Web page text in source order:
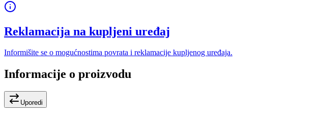
Reklamacija na kupljeni uređaj
Informišite se o mogućnostima povrata i reklamacije kupljenog uređaja.
Informacije o proizvodu
Uporedi